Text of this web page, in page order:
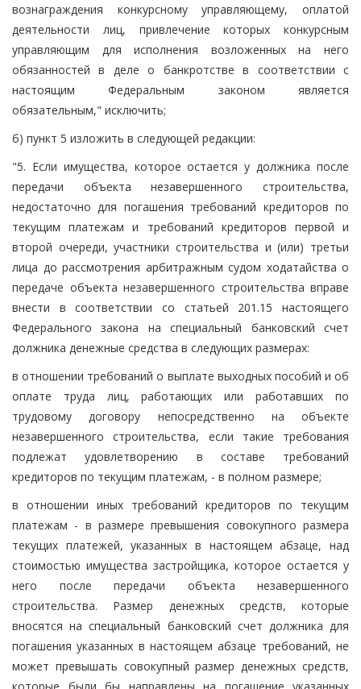
вознаграждения конкурсному управляющему, оплатой
деятельности лиц, привлечение которых конкурсным
управляющим для исполнения возложенных на него
обязанностей в деле о банкротстве в соответствии с
настоящим Федеральным законом является
обязательным," исключить;
б) пункт 5 изложить в следующей редакции:
"5. Если имущества, которое остается у должника после
передачи объекта незавершенного строительства,
недостаточно для погашения требований кредиторов по
текущим платежам и требований кредиторов первой и
второй очереди, участники строительства и (или) третьи
лица до рассмотрения арбитражным судом ходатайства о
передаче объекта незавершенного строительства вправе
внести в соответствии со статьей 201.15 настоящего
Федерального закона на специальный банковский счет
должника денежные средства в следующих размерах:
в отношении требований о выплате выходных пособий и об
оплате труда лиц, работающих или работавших по
трудовому договору непосредственно на объекте
незавершенного строительства, если такие требования
подлежат удовлетворению в составе требований
кредиторов по текущим платежам, - в полном размере;
в отношении иных требований кредиторов по текущим
платежам - в размере превышения совокупного размера
текущих платежей, указанных в настоящем абзаце, над
стоимостью имущества застройщика, которое остается у
него после передачи объекта незавершенного
строительства. Размер денежных средств, которые
вносятся на специальный банковский счет должника для
погашения указанных в настоящем абзаце требований, не
может превышать совокупный размер денежных средств,